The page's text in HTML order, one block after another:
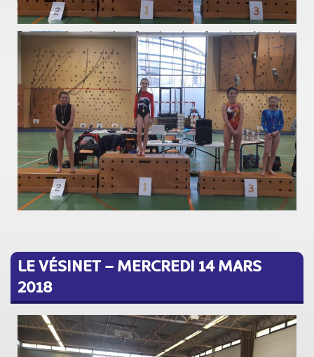
LE VÉSINET – MERCREDI 14 MARS
2018